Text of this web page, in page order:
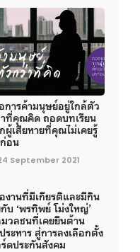
การค้ามนุษย์อยู่ใกล้ตัว
ที่คุณคิด ถอดบทเรียน
ผู้เสียหายที่คุณไม่เคยรู้
อน
September 2021
งานที่มีเกียรติและมีกิน
บ ‘พรทิพย์ โม่งใหญ่’
วลชนที่เคยยืนต้าน
ระหาร สู่การลงเลือกตั้ง
ดประกันสังคม